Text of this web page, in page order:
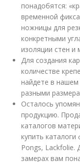
понадобятся:
временной
ножницы для
конкретными
изоляции стен и
Для создания
количестве
найдете в
разными
Осталось
продукцию.
каталогов
купить
Pongs,
замерах вам